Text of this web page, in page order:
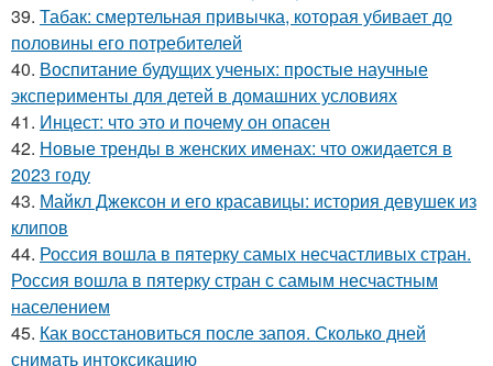
39. Табак: смертельная привычка, которая убивает до
половины его потребителей
40. Воспитание будущих ученых: простые научные
эксперименты для детей в домашних условиях
41. Инцест: что это и почему он опасен
42. Новые тренды в женских именах: что ожидается в
2023 году
43. Майкл Джексон и его красавицы: история девушек из
клипов
44. Россия вошла в пятерку самых несчастливых стран.
Россия вошла в пятерку стран с самым несчастным
населением
45. Как восстановиться после запоя. Сколько дней
снимать интоксикацию